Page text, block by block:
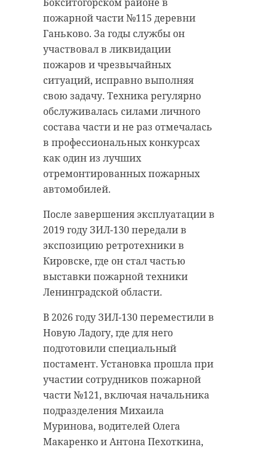
пожарной части №115 деревни
Ганьково. За годы службы он
участвовал в ликвидации
пожаров и чрезвычайных
ситуаций, исправно выполняя
свою задачу. Техника регулярно
обслуживалась силами личного
состава части и не раз отмечалась
в профессиональных конкурсах
как один из лучших
отремонтированных пожарных
автомобилей.
После завершения эксплуатации в
2019 году ЗИЛ-130 передали в
экспозицию ретротехники в
Кировске, где он стал частью
выставки пожарной техники
Ленинградской области.
В 2026 году ЗИЛ-130 переместили в
Новую Ладогу, где для него
подготовили специальный
постамент. Установка прошла при
участии сотрудников пожарной
части №121, включая начальника
подразделения Михаила
Муринова, водителей Олега
Макаренко и Антона Пехоткина,